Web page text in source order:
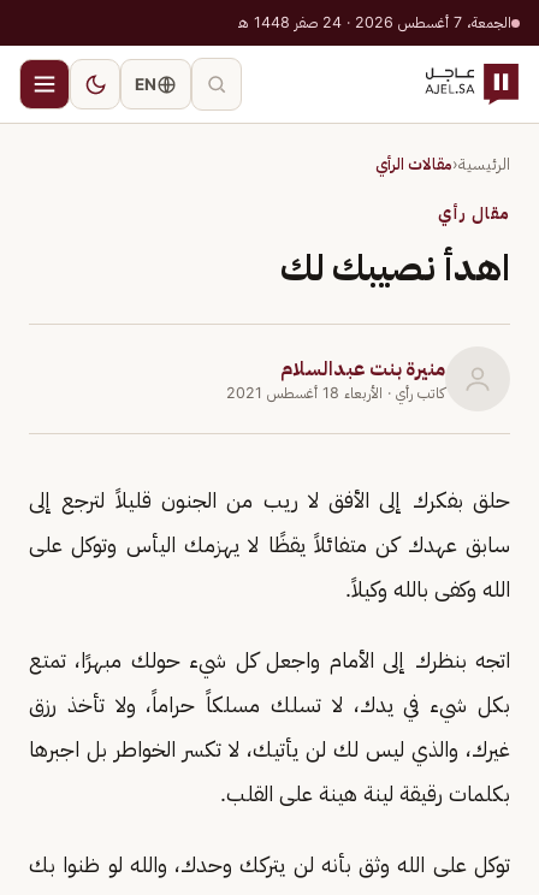
الجمعة، 7 أغسطس 2026 · 24 صفر 1448 هـ
EN
الرئيسية‹مقالات الرأي
مقال رأي
اهدأ نصيبك لك
منيرة بنت عبدالسلام
كاتب رأي · الأربعاء 18 أغسطس 2021
حلق بفكرك إلى الأفق لا ريب من الجنون قليلاً لترجع إلى
سابق عهدك كن متفائلاً يقظًا لا يهزمك اليأس وتوكل على
الله وكفى بالله وكيلاً.
اتجه بنظرك إلى الأمام واجعل كل شيء حولك مبهرًا، تمتع
بكل شيء في يدك، لا تسلك مسلكاً حراماً، ولا تأخذ رزق
غيرك، والذي ليس لك لن يأتيك، لا تكسر الخواطر بل اجبرها
بكلمات رقيقة لينة هينة على القلب.
توكل على الله وثق بأنه لن يتركك وحدك، والله لو ظنوا بك